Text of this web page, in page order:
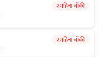
२ महिना बाँकी
२ महिना बाँकी